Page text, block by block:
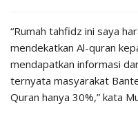
“Rumah tahfidz ini saya
mendekatkan Al-quran
mendapatkan informasi
ternyata masyarakat
Quran hanya 30%,” kata